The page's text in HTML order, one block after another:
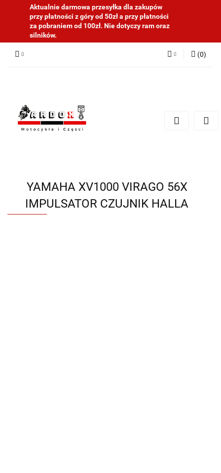
Aktualnie darmowa przesyłka dla zakupów
przy płatności z góry od 50zł a przy płatności
za pobraniem od 100zł. Nie dotyczy ram oraz
silników.
(0)
YAMAHA XV1000 VIRAGO 56X
IMPULSATOR CZUJNIK HALLA